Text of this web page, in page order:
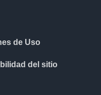
de Uso
del sitio